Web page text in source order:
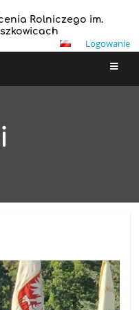
Rolniczego im.
Logowanie